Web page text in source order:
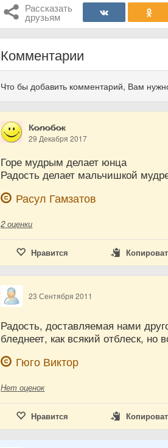
Рассказать
друзьям
Комментарии
Что бы добавить комментарий, Вам
К̷о̷л̷о̷б̷о̷к
29 Декабря 2017
Горе мудрым делает юнца
Радость делает мальчишкой
Расул Гамзатов
2 оценки
Нравится
23 Сентября 2011
Радость, доставляемая нами
бледнеет, как всякий отблеск,
Гюго Виктор
Нет оценок
Нравится